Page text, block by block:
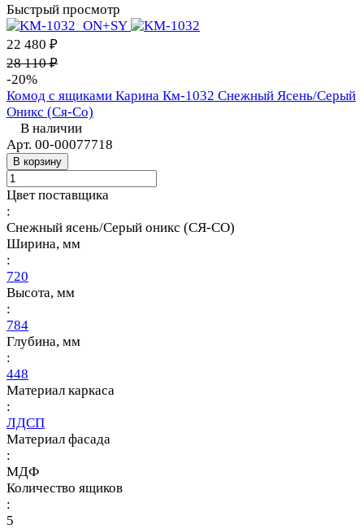
Быстрый просмотр
22 480 ₽
28 110 ₽
-20%
Комод с ящиками Карина Км-1032 Снежный Ясень/Серый
Оникс (Ся-Со)
В наличии
Арт. 00-00077718
В корзину
Цвет поставщика
:
Снежный ясень/Серый оникс (СЯ-СО)
Ширина, мм
:
720
Высота, мм
:
784
Глубина, мм
:
448
Материал каркаса
:
ЛДСП
Материал фасада
:
МДФ
Количество ящиков
:
5